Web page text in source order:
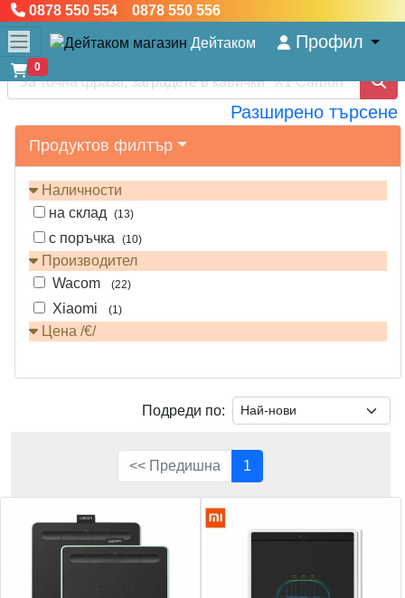
0878 550 554 0878 550 556
Дейтаком Профил
0
Разширено търсене
Продуктов филтър
Наличности
на склад
(13)
с поръчка (10)
Производител
Wacom
(22)
Xiaomi (1)
Цена /€/
Подреди по:
<< Предишна 1